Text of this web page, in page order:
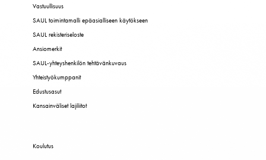
Vastuullisuus
SAUL toimintamalli epäasialliseen käytökseen
SAUL rekisteriseloste
Ansiomerkit
SAUL-yhteyshenkilön tehtävänkuvaus
Yhteistyökumppanit
Edustusasut
Kansainväliset lajiliitot
Koulutus